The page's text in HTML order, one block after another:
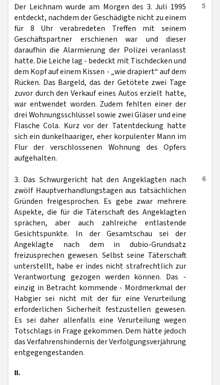
5
Der Leichnam wurde am Morgen des 3. Juli 1995
entdeckt, nachdem der Geschädigte nicht zu einem
für 8 Uhr verabredeten Treffen mit seinem
Geschäftspartner erschienen war und dieser
daraufhin die Alarmierung der Polizei veranlasst
hatte. Die Leiche lag - bedeckt mit Tischdecken und
dem Kopf auf einem Kissen - „wie drapiert“ auf dem
Rücken. Das Bargeld, das der Getötete zwei Tage
zuvor durch den Verkauf eines Autos erzielt hatte,
war entwendet worden. Zudem fehlten einer der
drei Wohnungsschlüssel sowie zwei Gläser und eine
Flasche Cola. Kurz vor der Tatentdeckung hatte
sich ein dunkelhaariger, eher korpulenter Mann im
Flur der verschlossenen Wohnung des Opfers
aufgehalten.
6
3. Das Schwurgericht hat den Angeklagten nach
zwölf Hauptverhandlungstagen aus tatsächlichen
Gründen freigesprochen. Es gebe zwar mehrere
Aspekte, die für die Täterschaft des Angeklagten
sprächen, aber auch zahlreiche entlastende
Gesichtspunkte. In der Gesamtschau sei der
Angeklagte nach dem in dubio-Grundsatz
freizusprechen gewesen. Selbst seine Täterschaft
unterstellt, habe er indes nicht strafrechtlich zur
Verantwortung gezogen werden können. Das -
einzig in Betracht kommende - Mordmerkmal der
Habgier sei nicht mit der für eine Verurteilung
erforderlichen Sicherheit festzustellen gewesen.
Es sei daher allenfalls eine Verurteilung wegen
Totschlags in Frage gekommen. Dem hätte jedoch
das Verfahrenshindernis der Verfolgungsverjährung
entgegengestanden.
II.